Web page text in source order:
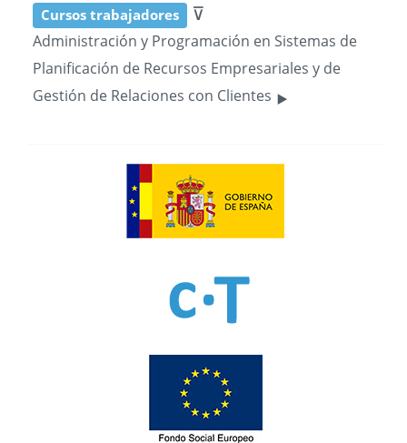
Cursos trabajadores ⊽
Administración y Programación en Sistemas de
Planificación de Recursos Empresariales y de
Gestión de Relaciones con Clientes ‣